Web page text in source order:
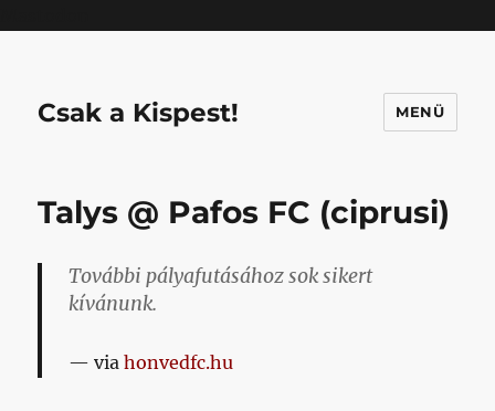
Csak a Kispest! MENÜ
Talys @ Pafos FC (ciprusi)
További pályafutásához sok sikert
kívánunk.
viahonvedfc.hu